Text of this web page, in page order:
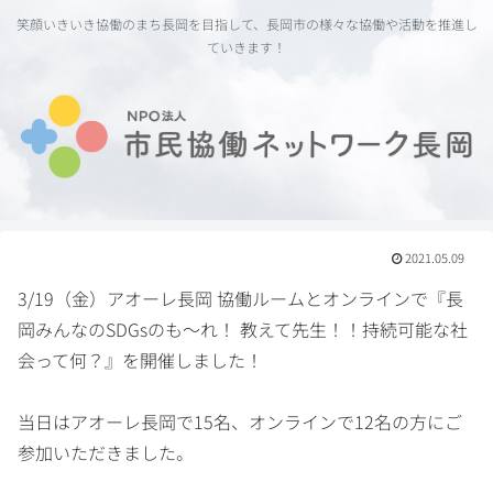
笑顔いきいき協働のまち長岡を目指して、長岡市の様々な協働や活動を推進し
ていきます！
2021.05.09
3/19（金）アオーレ長岡 協働ルームとオンラインで『長
岡みんなのSDGsのも～れ！ 教えて先生！！持続可能な社
会って何？』を開催しました！
当日はアオーレ長岡で15名、オンラインで12名の方にご
参加いただきました。